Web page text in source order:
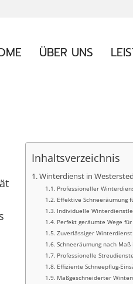
ÜBER UNS
Inhaltsverzeichnis
Winterdienst in
Professioneller
Effektive Schneeräumung
Individuelle
Perfekt geräumte Wege
Zuverlässiger
Schneeräumung nach
Professionelle
Effiziente Schneepflug-
Maßgeschneiderter